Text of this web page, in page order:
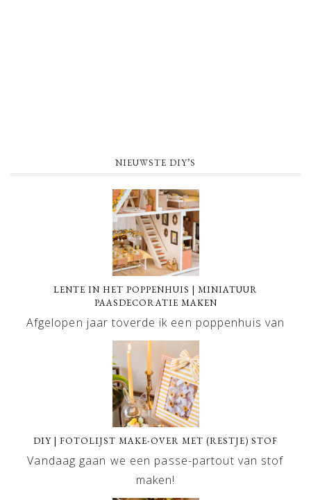
NIEUWSTE DIY’S
LENTE IN HET POPPENHUIS | MINIATUUR
PAASDECORATIE MAKEN
Afgelopen jaar toverde ik een poppenhuis van
DIY | FOTOLIJST MAKE-OVER MET (RESTJE) STOF
Vandaag gaan we een passe-partout van stof
maken!